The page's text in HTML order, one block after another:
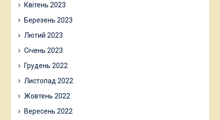
Квітень 2023
Березень 2023
Лютий 2023
Січень 2023
Грудень 2022
Листопад 2022
Жовтень 2022
Вересень 2022